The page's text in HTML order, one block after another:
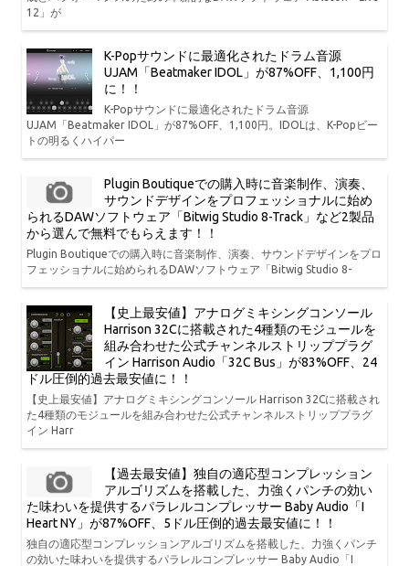
12」が
K-Popサウンドに最適化されたドラム音源
UJAM「Beatmaker IDOL」が87%OFF、1,100円
に！！
K-Popサウンドに最適化されたドラム音源
UJAM「Beatmaker IDOL」が87%OFF、1,100円。IDOLは、K-Popビー
トの明るくハイパー
Plugin Boutiqueでの購入時に音楽制作、演奏、
サウンドデザインをプロフェッショナルに始め
られるDAWソフトウェア「Bitwig Studio 8-Track」など2製品
から選んで無料でもらえます！！
Plugin Boutiqueでの購入時に音楽制作、演奏、サウンドデザインをプロ
フェッショナルに始められるDAWソフトウェア「Bitwig Studio 8-
【史上最安値】アナログミキシングコンソール
Harrison 32Cに搭載された4種類のモジュールを
組み合わせた公式チャンネルストリッププラグ
イン Harrison Audio「32C Bus」が83%OFF、24
ドル圧倒的過去最安値に！！
【史上最安値】アナログミキシングコンソール Harrison 32Cに搭載され
た4種類のモジュールを組み合わせた公式チャンネルストリッププラグ
イン Harr
【過去最安値】独自の適応型コンプレッション
アルゴリズムを搭載した、力強くパンチの効い
た味わいを提供するパラレルコンプレッサー Baby Audio「I
Heart NY」が87%OFF、5ドル圧倒的過去最安値に！！
独自の適応型コンプレッションアルゴリズムを搭載した、力強くパンチ
の効いた味わいを提供するパラレルコンプレッサー Baby Audio「I